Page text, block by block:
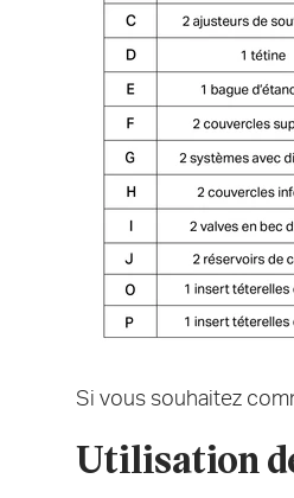
Si vous souhaitez
Utilisation